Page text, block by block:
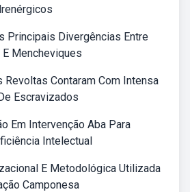
Principais Divergências Entre
Mencheviques
Revoltas Contaram Com Intensa
Escravizados
Em Intervenção Aba Para
Intelectual
E Metodológica Utilizada
Camponesa